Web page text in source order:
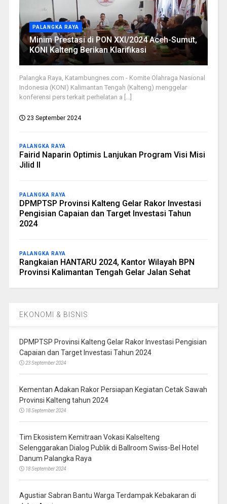
PALANGKA RAYA
Minim Prestasi di PON XXI/2024 Aceh-Sumut,
KONI Kalteng Berikan Klarifikasi
Palangka Raya, Katambungnes.com - Komite Olahraga Nasional
Indonesia (KONI) Kalimantan Tengah (Kalteng) menggelar
konferensi pers terkait perhelatan a [...]
23 September 2024
PALANGKA RAYA
Fairid Naparin Optimis Lanjukan Program Visi Misi
Jilid II
PALANGKA RAYA
DPMPTSP Provinsi Kalteng Gelar Rakor Investasi
Pengisian Capaian dan Target Investasi Tahun
2024
PALANGKA RAYA
Rangkaian HANTARU 2024, Kantor Wilayah BPN
Provinsi Kalimantan Tengah Gelar Jalan Sehat
EKONOMI & BISNIS
DPMPTSP Provinsi Kalteng Gelar Rakor Investasi Pengisian
Capaian dan Target Investasi Tahun 2024
23 September 2024
Kementan Adakan Rakor Persiapan Kegiatan Cetak Sawah
Provinsi Kalteng tahun 2024
18 September 2024
Tim Ekosistem Kemitraan Vokasi Kalselteng
Selenggarakan Dialog Publik di Ballroom Swiss-Bel Hotel
Danum Palangka Raya
18 September 2024
Agustiar Sabran Bantu Warga Terdampak Kebakaran di